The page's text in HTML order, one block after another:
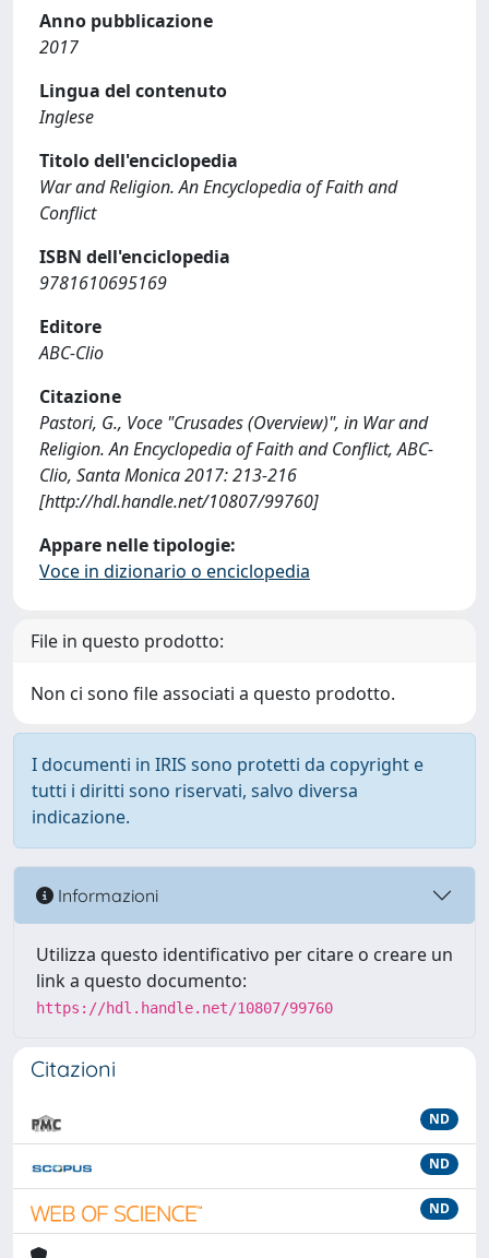
Anno pubblicazione
2017
Lingua del contenuto
Inglese
Titolo dell'enciclopedia
War and Religion. An Encyclopedia of Faith and
Conflict
ISBN dell'enciclopedia
9781610695169
Editore
ABC-Clio
Citazione
Pastori, G., Voce "Crusades (Overview)", in War and
Religion. An Encyclopedia of Faith and Conflict, ABC-
Clio, Santa Monica 2017: 213-216
[http://hdl.handle.net/10807/99760]
Appare nelle tipologie:
Voce in dizionario o enciclopedia
File in questo prodotto:
Non ci sono file associati a questo prodotto.
I documenti in IRIS sono protetti da copyright e
tutti i diritti sono riservati, salvo diversa
indicazione.
Informazioni
Utilizza questo identificativo per citare o creare un
link a questo documento:
https://hdl.handle.net/10807/99760
Citazioni
ND
ND
ND